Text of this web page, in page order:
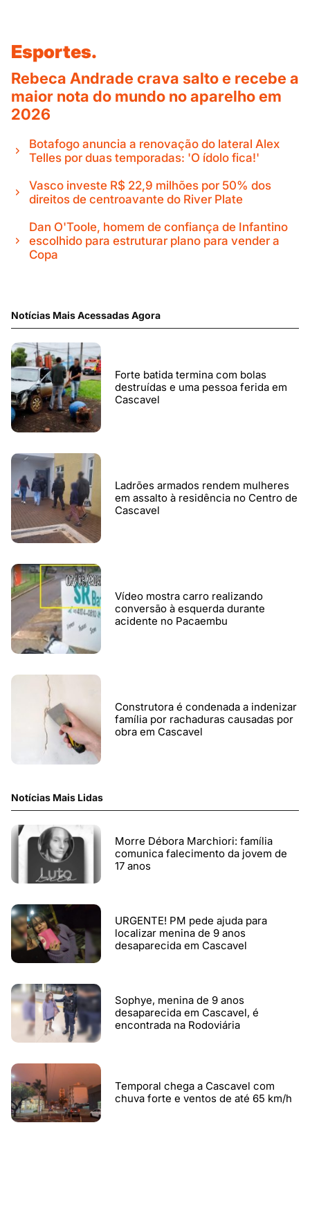
Esportes.
Rebeca Andrade crava salto e recebe a
maior nota do mundo no aparelho em
2026
Botafogo anuncia a renovação do lateral Alex
Telles por duas temporadas: 'O ídolo fica!'
Vasco investe R$ 22,9 milhões por 50% dos
direitos de centroavante do River Plate
Dan O'Toole, homem de confiança de Infantino
escolhido para estruturar plano para vender a
Copa
Notícias Mais Acessadas Agora
Forte batida termina com bolas
destruídas e uma pessoa ferida em
Cascavel
Ladrões armados rendem mulheres
em assalto à residência no Centro de
Cascavel
Vídeo mostra carro realizando
conversão à esquerda durante
acidente no Pacaembu
Construtora é condenada a indenizar
família por rachaduras causadas por
obra em Cascavel
Notícias Mais Lidas
Morre Débora Marchiori: família
comunica falecimento da jovem de
17 anos
URGENTE! PM pede ajuda para
localizar menina de 9 anos
desaparecida em Cascavel
Sophye, menina de 9 anos
desaparecida em Cascavel, é
encontrada na Rodoviária
Temporal chega a Cascavel com
chuva forte e ventos de até 65 km/h